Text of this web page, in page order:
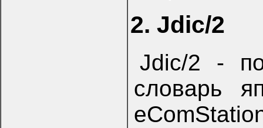
2. Jdic/2
Jdic/2 -
словарь